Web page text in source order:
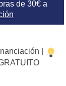
de 30€ a
|